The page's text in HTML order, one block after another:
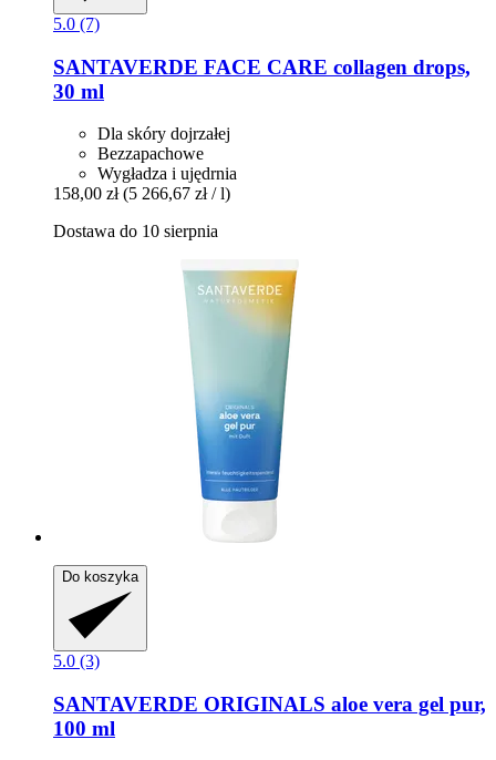
5.0 (7)
SANTAVERDE FACE CARE collagen drops,
30 ml
Dla skóry dojrzałej
Bezzapachowe
Wygładza i ujędrnia
158,00 zł (5 266,67 zł / l)
Dostawa do 10 sierpnia
Do koszyka
5.0 (3)
SANTAVERDE ORIGINALS aloe vera gel pur,
100 ml